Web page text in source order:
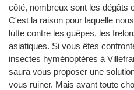
côté, nombreux sont les dégâts
C'est la raison pour laquelle
lutte contre les guêpes, les
asiatiques. Si vous êtes
insectes hyménoptères à
saura vous proposer une
vous ruiner. Mais avant toute